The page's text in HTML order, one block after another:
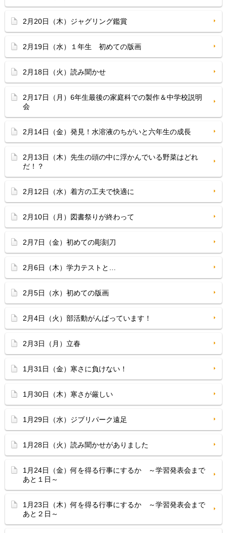
2月20日（木）ジャグリング鑑賞
2月19日（水）１年生 初めての版画
2月18日（火）読み聞かせ
2月17日（月）6年生最後の家庭科での製作＆中学校説明
会
2月14日（金）発見！水溶液のちがいと六年生の成長
2月13日（木）先生の頭の中に浮かんでいる野菜はどれ
だ！？
2月12日（水）着方の工夫で快適に
2月10日（月）図書祭りが終わって
2月7日（金）初めての彫刻刀
2月6日（木）学力テストと…
2月5日（水）初めての版画
2月4日（火）部活動がんばっています！
2月3日（月）立春
1月31日（金）寒さに負けない！
1月30日（木）寒さが厳しい
1月29日（水）ジブリパーク遠足
1月28日（火）読み聞かせがありました
1月24日（金）何を得る行事にするか ～学習発表会まで
あと１日～
1月23日（木）何を得る行事にするか ～学習発表会まで
あと２日～